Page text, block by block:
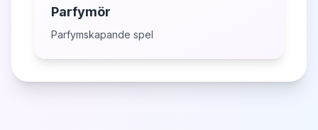
Parfymör
Parfymskapande spel